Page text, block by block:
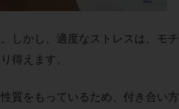
しかし、適度なストレスは、モチ
得えます。
質をもっているため、付き合い方